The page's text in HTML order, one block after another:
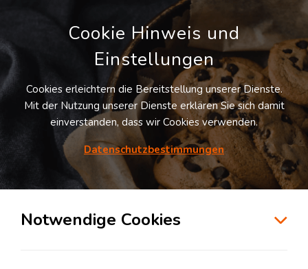
LOGIVISOR SUCHE
Lagerflächen in Burgkunstadt
Cookie Hinweis und
Einstellungen
Cookies erleichtern die Bereitstellung unserer Dienste.
Mit der Nutzung unserer Dienste erklären Sie sich damit
einverstanden, dass wir Cookies verwenden.
Datenschutzbestimmungen
Notwendige Cookies